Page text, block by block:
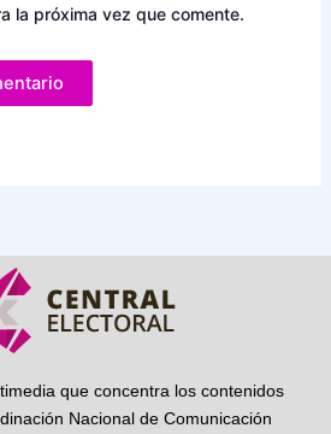
la próxima vez que comente.
que concentra los contenidos
Nacional de Comunicación